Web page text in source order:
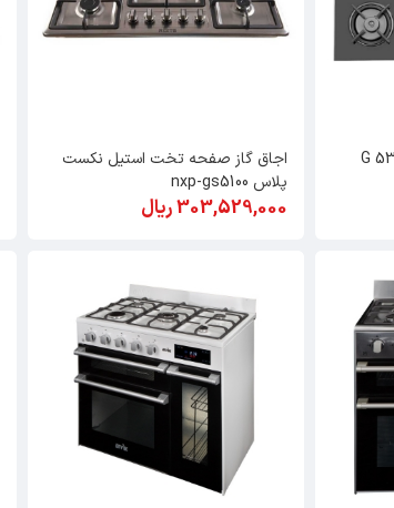
اجاق گاز صفحه تخت استیل نکست
پلاس nxp-gs5100
303,529,000 ریال